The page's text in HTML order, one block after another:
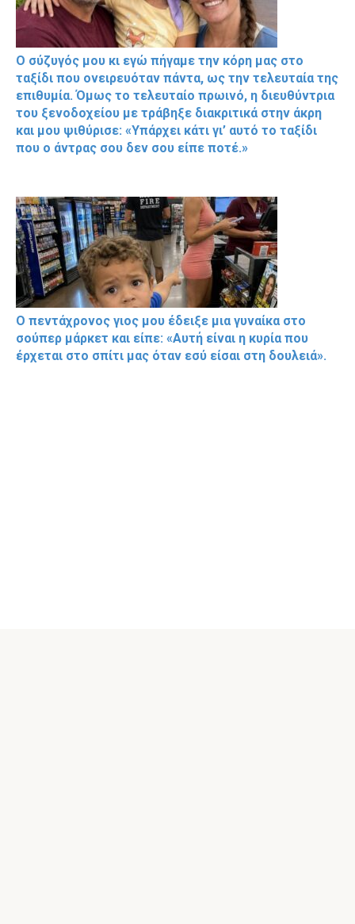
Ο σύζυγός μου κι εγώ πήγαμε την κόρη μας στο
ταξίδι που ονειρευόταν πάντα, ως την τελευταία της
επιθυμία. Όμως το τελευταίο πρωινό, η διευθύντρια
του ξενοδοχείου με τράβηξε διακριτικά στην άκρη
και μου ψιθύρισε: «Υπάρχει κάτι γι’ αυτό το ταξίδι
που ο άντρας σου δεν σου είπε ποτέ.»
Ο πεντάχρονος γιος μου έδειξε μια γυναίκα στο
σούπερ μάρκετ και είπε: «Αυτή είναι η κυρία που
έρχεται στο σπίτι μας όταν εσύ είσαι στη δουλειά».